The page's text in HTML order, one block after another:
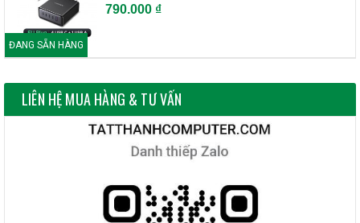
ĐANG SẴN HÀNG
790.000 ₫
LIÊN HỆ MUA HÀNG & TƯ VẤN